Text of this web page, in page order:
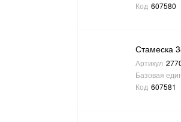
Код 607580
Стамеска
Артикул
Базовая
Код 607581